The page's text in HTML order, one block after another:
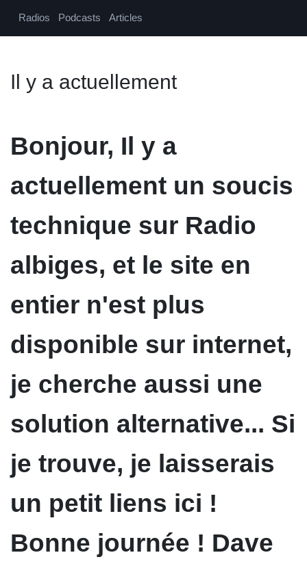
Radios Podcasts Articles
Il y a actuellement
Bonjour, Il y a
actuellement un soucis
technique sur Radio
albiges, et le site en
entier n'est plus
disponible sur internet,
je cherche aussi une
solution alternative... Si
je trouve, je laisserais
un petit liens ici !
Bonne journée ! Dave